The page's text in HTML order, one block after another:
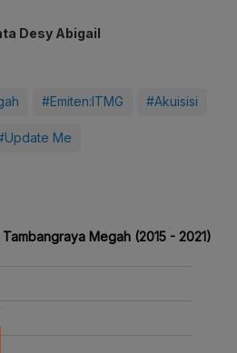
Desy Abigail
#Emiten:ITMG #Akuisisi
Me